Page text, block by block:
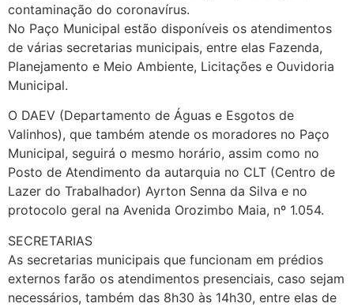
contaminação do coronavírus.
No Paço Municipal estão disponíveis os atendimentos
de várias secretarias municipais, entre elas Fazenda,
Planejamento e Meio Ambiente, Licitações e Ouvidoria
Municipal.
O DAEV (Departamento de Águas e Esgotos de
Valinhos), que também atende os moradores no Paço
Municipal, seguirá o mesmo horário, assim como no
Posto de Atendimento da autarquia no CLT (Centro de
Lazer do Trabalhador) Ayrton Senna da Silva e no
protocolo geral na Avenida Orozimbo Maia, nº 1.054.
SECRETARIAS
As secretarias municipais que funcionam em prédios
externos farão os atendimentos presenciais, caso sejam
necessários, também das 8h30 às 14h30, entre elas de